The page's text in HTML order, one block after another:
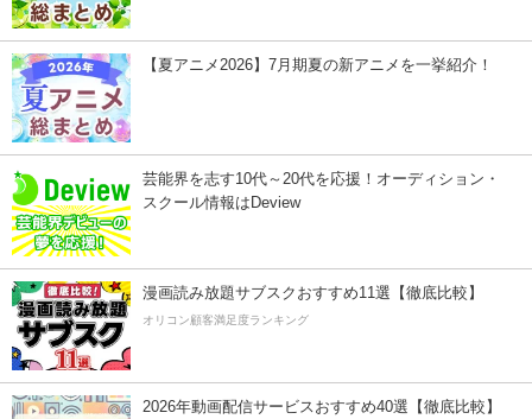
【夏アニメ2026】7月期夏の新アニメを一挙紹介！
芸能界を志す10代～20代を応援！オーディション・
スクール情報はDeview
漫画読み放題サブスクおすすめ11選【徹底比較】
オリコン顧客満足度ランキング
2026年動画配信サービスおすすめ40選【徹底比較】